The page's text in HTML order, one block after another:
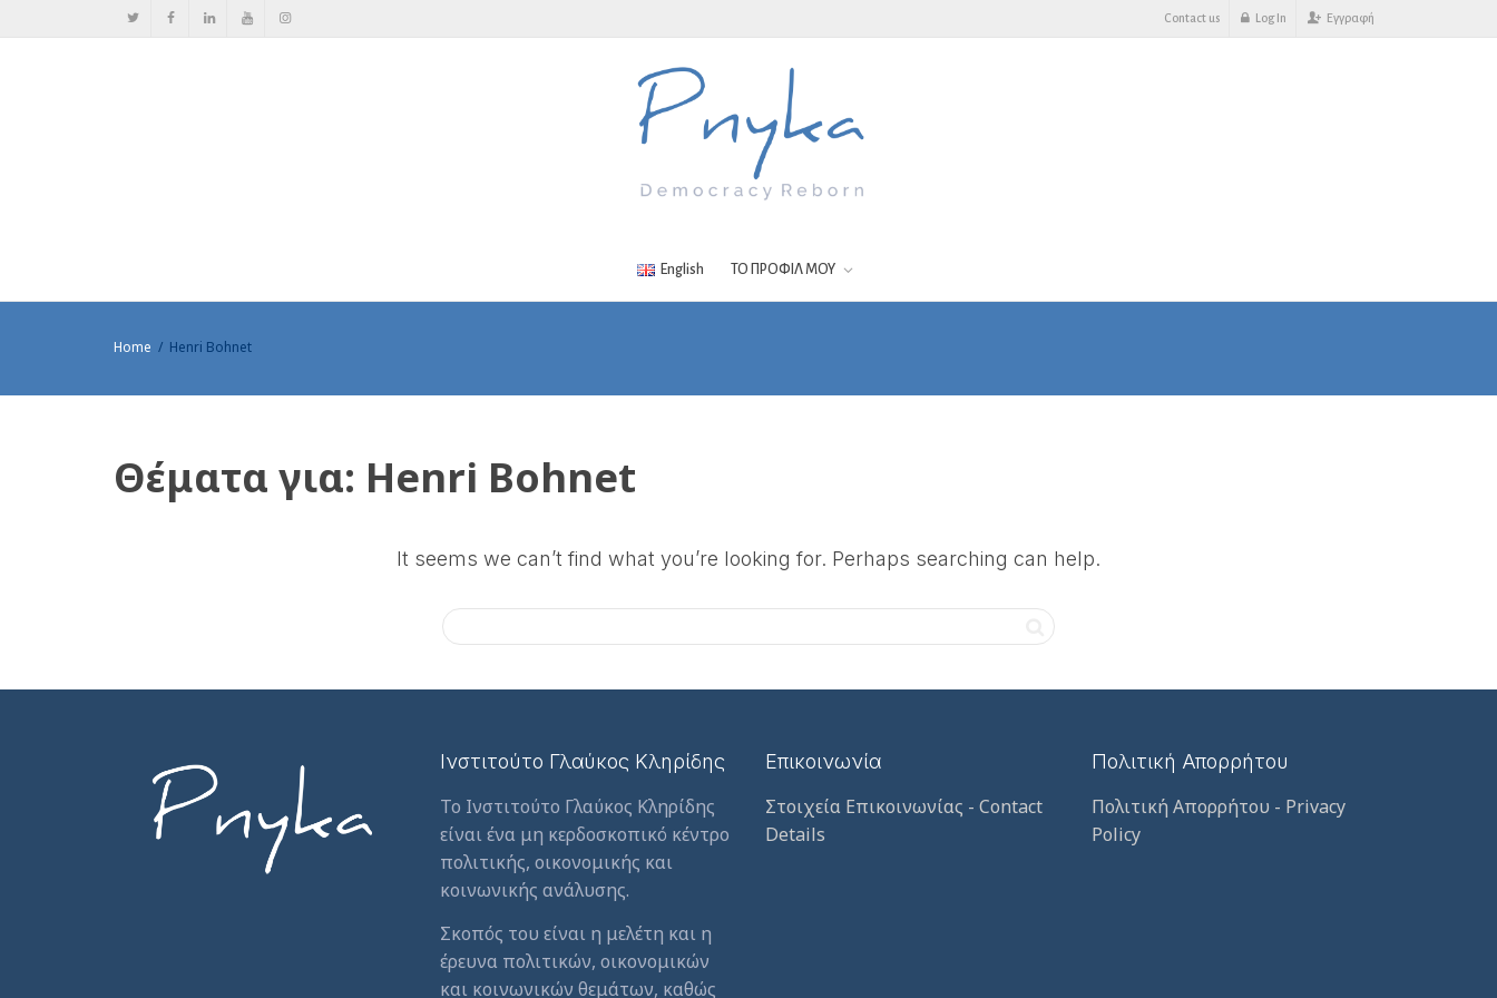
Contact us Log In Εγγραφή
English ΤΟ ΠΡΟΦΙΛ ΜΟΥ
Home Henri Bohnet
Θέματα για: Henri Bohnet
It seems we can’t find what you’re looking for. Perhaps searching can help.
Ινστιτούτο Γλαύκος Κληρίδης
Το Ινστιτούτο Γλαύκος Κληρίδης
είναι ένα μη κερδοσκοπικό κέντρο
πολιτικής, οικονομικής και
κοινωνικής ανάλυσης.
Σκοπός του είναι η μελέτη και η
έρευνα πολιτικών, οικονομικών
και κοινωνικών θεμάτων, καθώς
Επικοινωνία
Στοιχεία Επικοινωνίας - Contact
Details
Πολιτική Απορρήτου
Πολιτική Απορρήτου - Privacy
Policy